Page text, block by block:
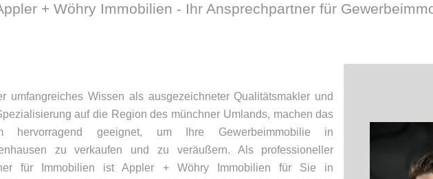
+ Wöhry Immobilien - Ihr Ansprechpartner für
umfangreiches Wissen als ausgezeichneter Qualitätsmakler und
auf die Region des münchner Umlands, machen das
hervorragend geeignet, um Ihre Gewerbeimmobilie in
zu verkaufen und zu veräußern. Als professioneller
für Immobilien ist Appler + Wöhry Immobilien für Sie in